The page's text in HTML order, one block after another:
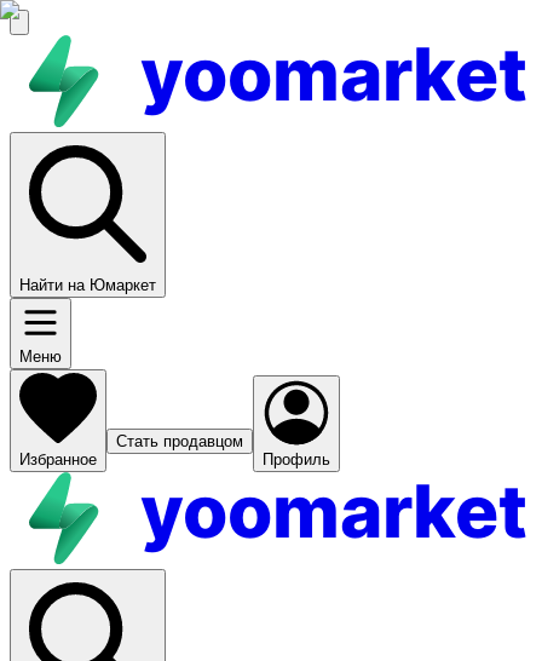
yoomarket
Найти на Юмаркет
Меню
Избранное
Стать продавцом
Профиль
yoomarket